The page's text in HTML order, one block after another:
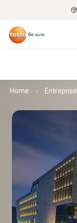
Home Entreprise